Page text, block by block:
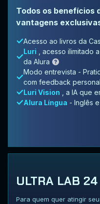
Todos os benefícios
vantagens
Acesso ao livros da
Luri
, acesso ilimitado
da Alura
Modo entrevista -
com feedback
Luri Vision
, a IA que
Alura Língua - Inglês
ULTRA LAB 24
Para quem quer atingir